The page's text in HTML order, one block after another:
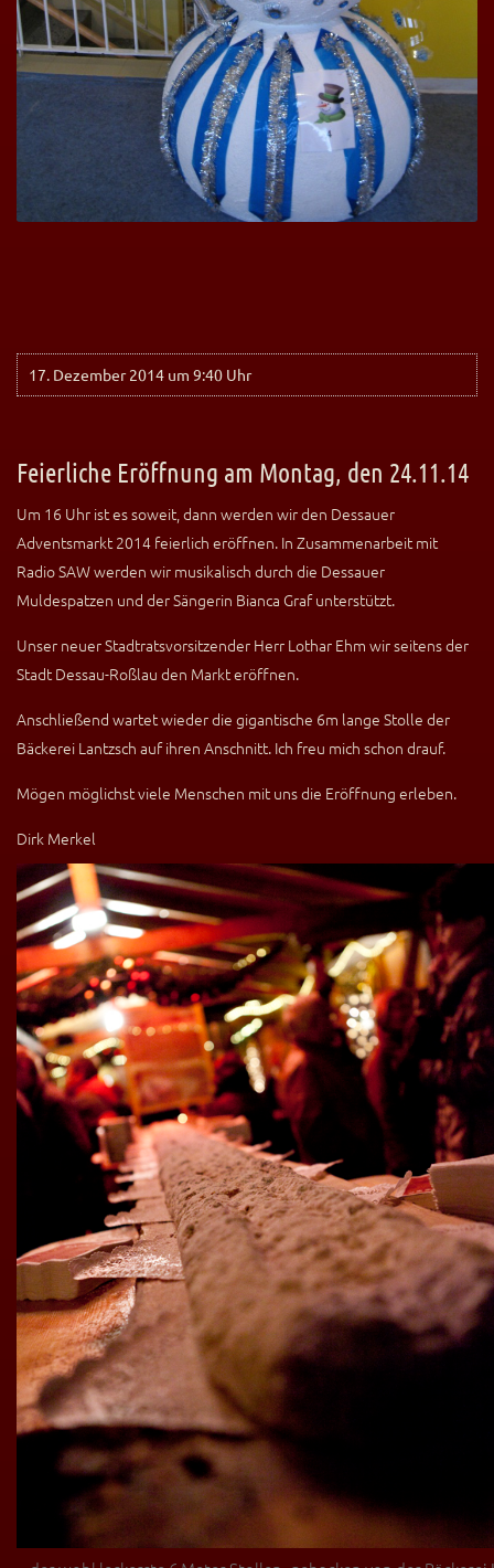
17. Dezember 2014 um 9:40 Uhr
Feierliche Eröffnung am Montag, den 24.11.14
Um 16 Uhr ist es soweit, dann werden wir den Dessauer
Adventsmarkt 2014 feierlich eröffnen. In Zusammenarbeit mit
Radio SAW werden wir musikalisch durch die Dessauer
Muldespatzen und der Sängerin Bianca Graf unterstützt.
Unser neuer Stadtratsvorsitzender Herr Lothar Ehm wir seitens der
Stadt Dessau-Roßlau den Markt eröffnen.
Anschließend wartet wieder die gigantische 6m lange Stolle der
Bäckerei Lantzsch auf ihren Anschnitt. Ich freu mich schon drauf.
Mögen möglichst viele Menschen mit uns die Eröffnung erleben.
Dirk Merkel